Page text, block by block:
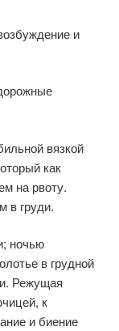
и
вязкой
как
на рвоту.
в груди.
ночью
в грудной
Режущая
к
и биение